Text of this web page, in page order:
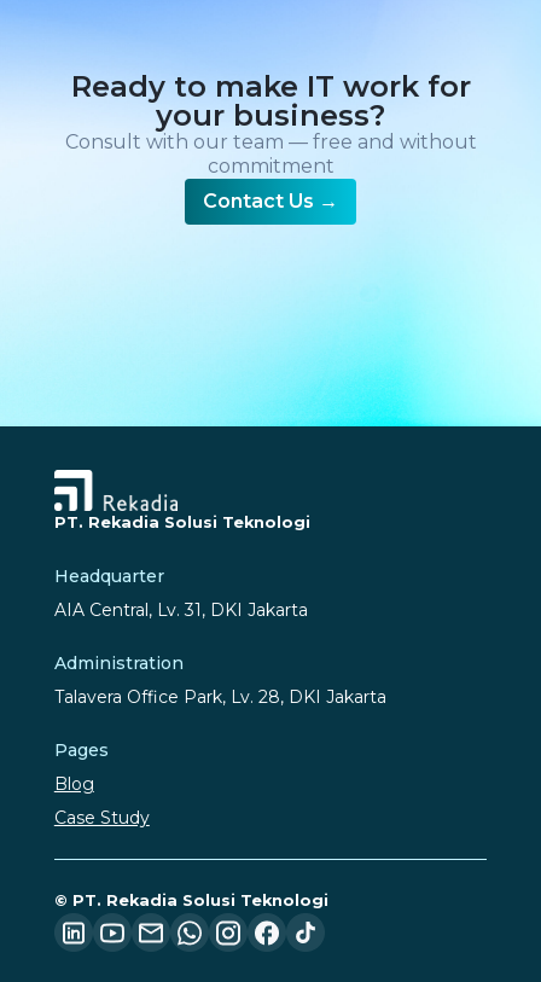
Ready to make IT work for
your business?
Consult with our team — free and without
commitment
Contact Us →
PT. Rekadia Solusi Teknologi
Headquarter
AIA Central, Lv. 31, DKI Jakarta
Administration
Talavera Office Park, Lv. 28, DKI Jakarta
Pages
Blog
Case Study
© PT. Rekadia Solusi Teknologi